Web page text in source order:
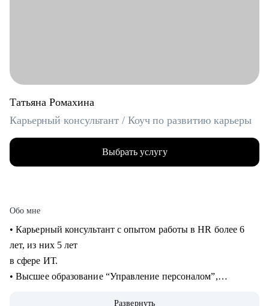
Татьяна Ромахина
Карьерный консультант / Коуч по развитию карьеры
Выбрать услугу
Обо мне
• Карьерный консультант с опытом работы в HR более 6
лет, из них 5 лет
в сфере ИТ.
• Высшее образование “Управление персоналом”,
Развернуть